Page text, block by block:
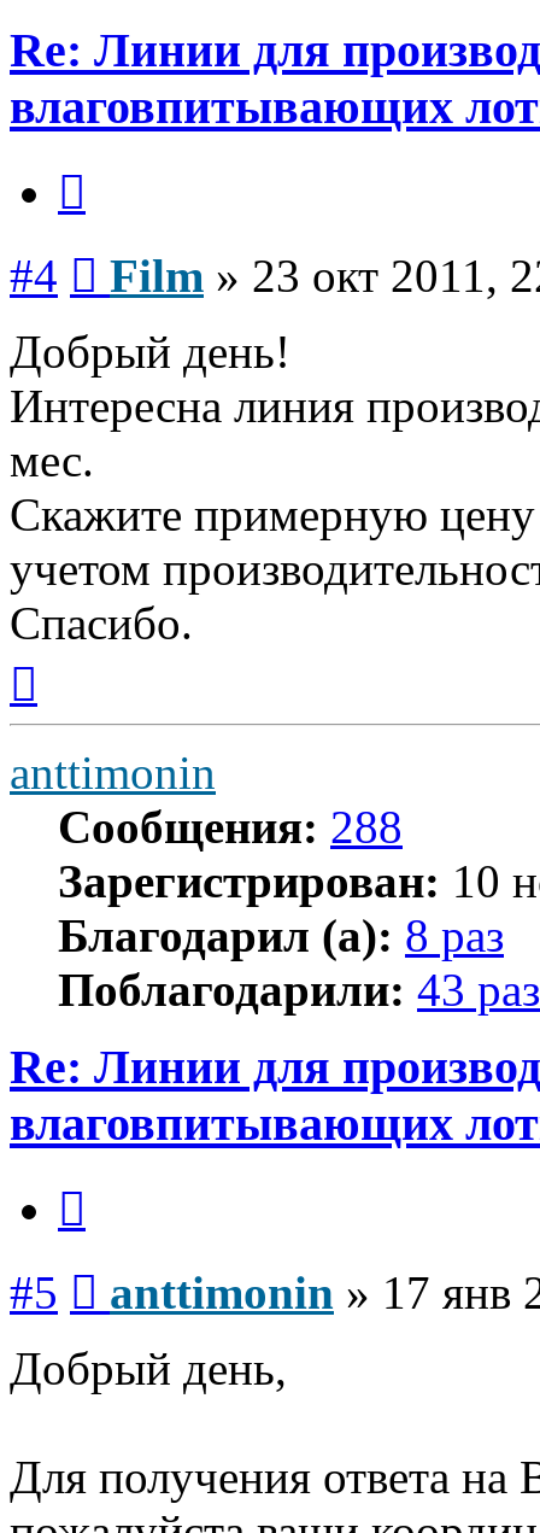
Re: Линии для
влаговпитывающих
#4 Film » 23 окт 2011,
Добрый день!
Интересна линия
мес.
Скажите примерную цену
учетом
Спасибо.
началу
anttimonin
Сообщения: 288
Зарегистрирован: 10
Благодарил (а): 8 раз
Поблагодарили: 43
Re: Линии для
влаговпитывающих
#5 anttimonin » 17 янв
Добрый день,
Для получения ответа